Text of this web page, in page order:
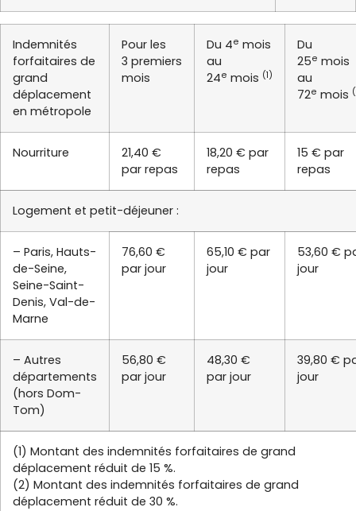
Indemnités
forfaitaires de
grand
déplacement
en métropole
Pour les
3 premiers
mois
Du 4e mois
au
24e mois (1)
Du
25e mois
au
72e mois
Nourriture
21,40 €
par repas
18,20 € par
repas
15 € par
repas
Logement et petit-déjeuner :
– Paris, Hauts-
de-Seine,
Seine-Saint-
Denis, Val-de-
Marne
76,60 €
par jour
65,10 € par
jour
53,60 €
jour
– Autres
départements
(hors Dom-
Tom)
56,80 €
par jour
48,30 €
par jour
39,80 €
jour
(1) Montant des indemnités forfaitaires de grand
déplacement réduit de 15 %.
(2) Montant des indemnités forfaitaires de grand
déplacement réduit de 30 %.